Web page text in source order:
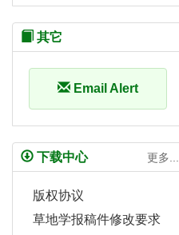
其它
Email Alert
下载中心 更多...
版权协议
草地学报稿件修改要求